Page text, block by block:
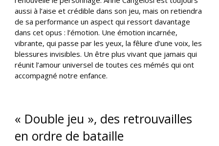
aussi à l’aise et crédible dans son jeu, mais on retiendra
de sa performance un aspect qui ressort davantage
dans cet opus : l’émotion. Une émotion incarnée,
vibrante, qui passe par les yeux, la fêlure d’une voix, les
blessures invisibles. Un être plus vivant que jamais qui
réunit l’amour universel de toutes ces mémés qui ont
accompagné notre enfance.
« Double jeu », des retrouvailles
en ordre de bataille